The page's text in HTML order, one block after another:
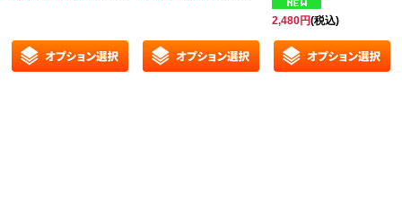
2,480円(税込)